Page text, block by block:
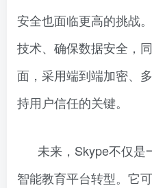
安全也面临更高的挑战
技术、确保数据安全，
面，采用端到端加密、
持用户信任的关键。
未来，Skype不仅是
智能教育平台转型。它